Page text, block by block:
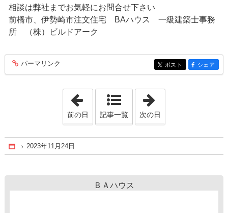
相談は弊社までお気軽にお問合せ下さい
前橋市、伊勢崎市注文住宅 BAハウス 一級建築士事務
所 （株）ビルドアーク
entry328
パーマリンク entry328
ポスト entry328
シェア
「2023年11月 7日」
前の日 記事一覧 次の日
Home
2023年11月24日
ＢＡハウス